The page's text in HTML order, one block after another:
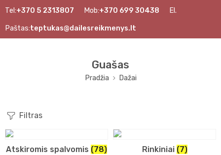
Tel:+370 5 2313807 Mob:+370 699 30438 El.
Paštas:teptukas@dailesreikmenys.lt
Guašas
Pradžia Dažai
Filtras
Atskiromis spalvomis (78) Rinkiniai (7)